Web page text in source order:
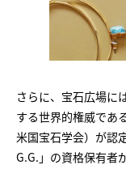
さらに、宝石広場に
する世界的権威で
米国宝石学会）が認
G.G.」の資格保有者